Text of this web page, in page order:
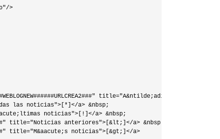
adorno"/>
title="A&ntilde;adir una
las noticias">[*]</a> &nbsp;
noticias">[!]</a> &nbsp;
title="Noticias anteriores">[&lt;]</a> &nbsp;
title="M&aacute;s noticias">[&gt;]</a>